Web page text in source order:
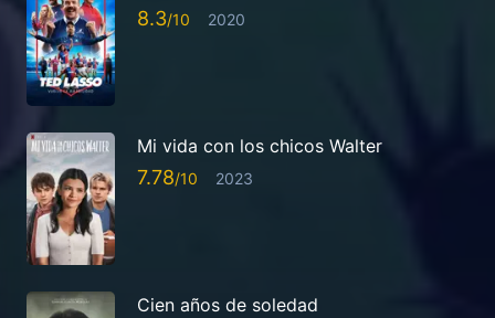
8.3 2020
Mi vida con los chicos Walter
7.78 2023
Cien años de soledad